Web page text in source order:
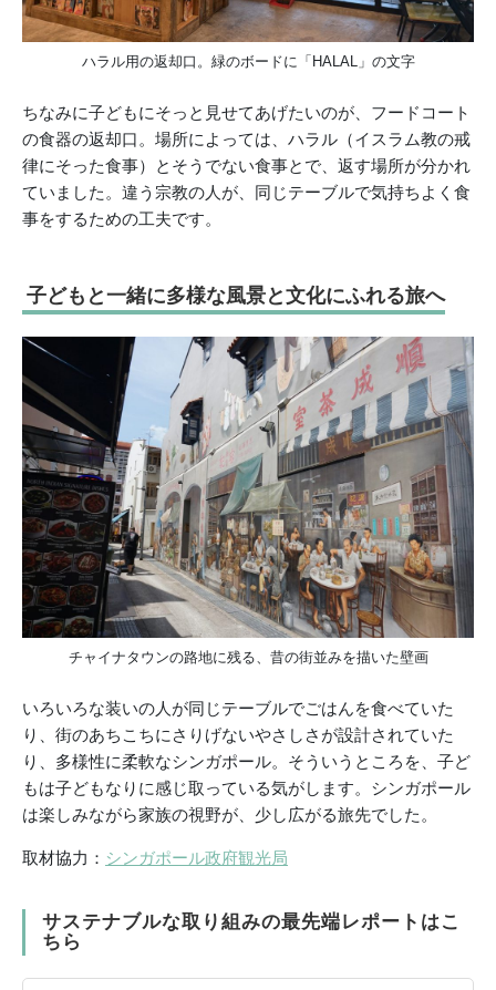
ハラル用の返却口。緑のボードに「HALAL」の文字
ちなみに子どもにそっと見せてあげたいのが、フードコート
の食器の返却口。場所によっては、ハラル（イスラム教の戒
律にそった食事）とそうでない食事とで、返す場所が分かれ
ていました。違う宗教の人が、同じテーブルで気持ちよく食
事をするための工夫です。
子どもと一緒に多様な風景と文化にふれる旅へ
チャイナタウンの路地に残る、昔の街並みを描いた壁画
いろいろな装いの人が同じテーブルでごはんを食べていた
り、街のあちこちにさりげないやさしさが設計されていた
り、多様性に柔軟なシンガポール。そういうところを、子ど
もは子どもなりに感じ取っている気がします。シンガポール
は楽しみながら家族の視野が、少し広がる旅先でした。
取材協力： シンガポール政府観光局
サステナブルな取り組みの最先端レポートはこ
ちら